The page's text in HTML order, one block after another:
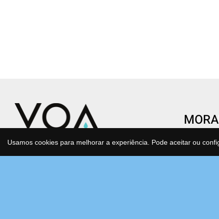
Transforme o gesto de beber água
Usamos cookies para melhorar a experiência. Pode aceitar ou